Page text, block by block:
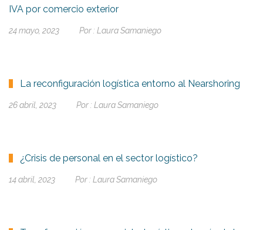
IVA por comercio exterior
24 mayo, 2023 Por : Laura Samaniego
La reconfiguración logística entorno al Nearshoring
26 abril, 2023 Por : Laura Samaniego
¿Crisis de personal en el sector logístico?
14 abril, 2023 Por : Laura Samaniego